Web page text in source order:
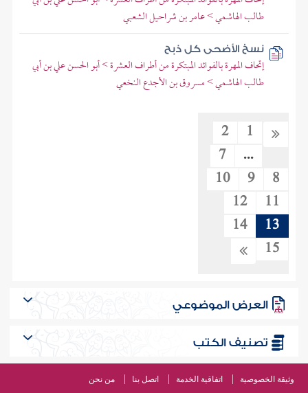
طالب الهاشمي > عامر بن شراحيل الشعبي
نسخ الأضحى كل ذبح
إتحاف المهرة بالفوائد المبتكرة من أطراف العشرة > أبو الحسن علي بن أبي
طالب الهاشمي > مسروق بن الأجدع النخعي
1
2
...
7
8
9
10
11
12
13
14
15
العرض الموضوعي
تصنيف الكتب
وثيقة الخصوصية اتفاقية الخدمة اتصل بنا من نحن